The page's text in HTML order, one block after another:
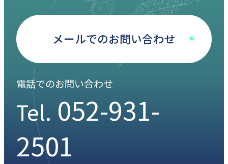
メールでのお問い合わせ
電話でのお問い合わせ
Tel. 052-931-
2501